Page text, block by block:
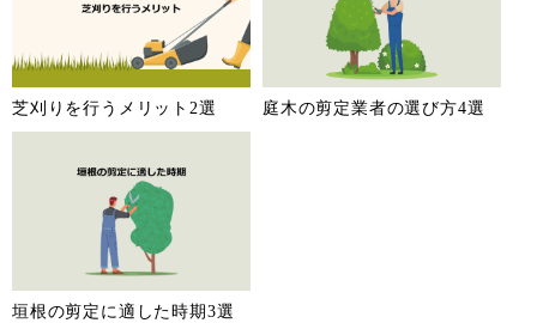
芝刈りを行うメリット2選 庭木の剪定業者の選び方4選
垣根の剪定に適した時期3選